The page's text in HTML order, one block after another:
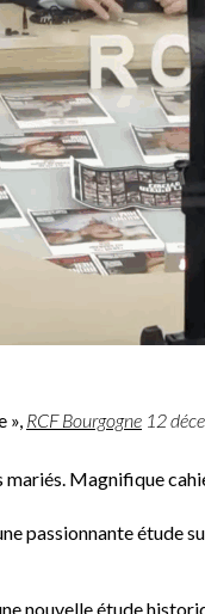
», RCF Bourgogne 12
mariés. Magnifique
passionnante étude
nouvelle étude